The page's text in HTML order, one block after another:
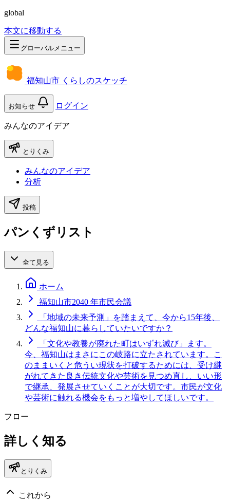
global
本文に移動する
グローバルメニュー
福知山市 くらしのスケッチ
お知らせ ログイン
みんなのアイデア
とりくみ
みんなのアイデア
分析
投稿
パンくずリスト
全て見る
ホーム
福知山市2040 年市民会議
「地域の未来予測」を踏まえて、今から15年後、
どんな福知山に暮らしていたいですか？
「文化や教養が廃れた町はいずれ滅び」ます。
今、福知山はまさにこの岐路に立たされています。こ
のままいくと危うい現状を打破するためには、受け継
がれてきた良き伝統文化や芸術を見つめ直し、いい形
で継承、発展させていくことが大切です。市民が文化
や芸術に触れる機会をもっと増やしてほしいです。
フロー
詳しく知る
とりくみ
これから